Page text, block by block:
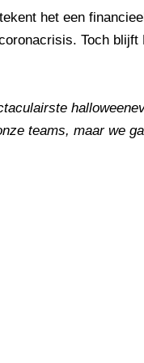
het een
Toch
teams, maar we